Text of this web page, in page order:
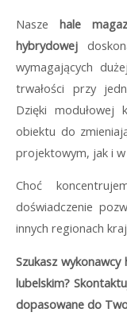
Nasze hale
hybrydowej
wymagających
trwałości przy
Dzięki modułowej
obiektu do
projektowym, jak i w
Choć
doświadczenie
innych regionach
Szukasz
lubelskim?
dopasowane do